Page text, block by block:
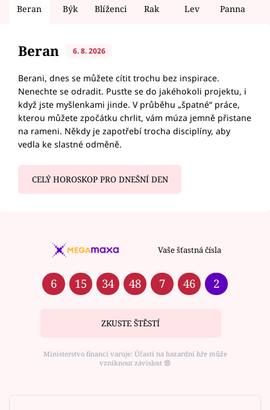
Beran Býk Blíženci Rak Lev Panna
Beran 6. 8. 2026
Berani, dnes se můžete cítit trochu bez inspirace.
Nenechte se odradit. Pusťte se do jakéhokoli projektu, i
když jste myšlenkami jinde. V průběhu „špatné“ práce,
kterou můžete zpočátku chrlit, vám múza jemně přistane
na rameni. Někdy je zapotřebí trocha disciplíny, aby
vedla ke slastné odměně.
CELÝ HOROSKOP PRO DNEŠNÍ DEN
Vaše šťastná čísla
6 15 34 48 7 46 2
ZKUSTE ŠTĚSTÍ
Ministerstvo financí varuje: Účastí na hazardní hře může
vzniknout závislost ⑱